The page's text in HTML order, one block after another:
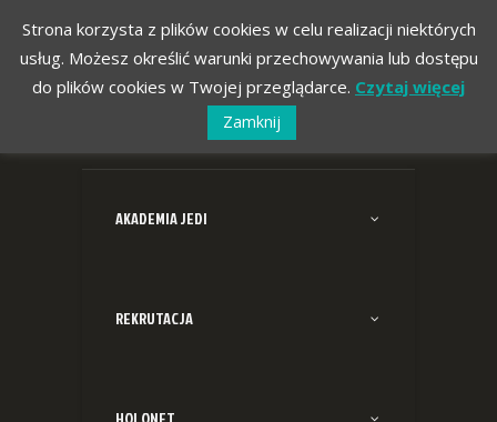
AKADEMIA JEDI
REKRUTACJA
Strona korzysta z plików cookies w celu realizacji niektórych
usług. Możesz określić warunki przechowywania lub dostępu
do plików cookies w Twojej przeglądarce. Czytaj więcej
Zamknij